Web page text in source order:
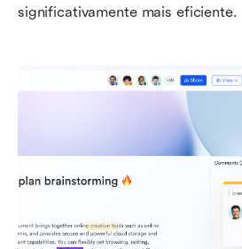
significativamente mais eficiente.